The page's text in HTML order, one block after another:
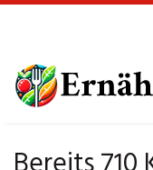
main
content